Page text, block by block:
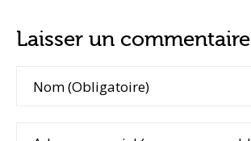
Laisser un commentaire